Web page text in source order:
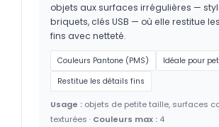
objets aux surfaces irrégulières —
briquets, clés USB — où elle restitue
fins avec netteté.
Couleurs Pantone (PMS)
Idéale pour
Restitue les détails fins
Usage : objets de petite taille, surfaces
texturées · Couleurs max : 4